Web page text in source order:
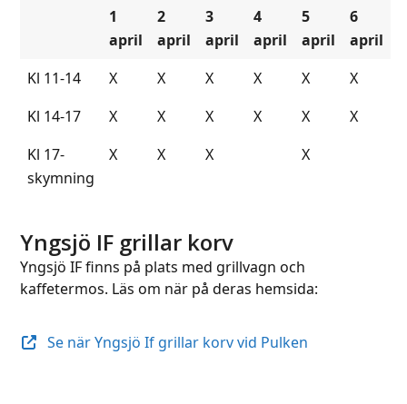
1
april
2
april
3
april
4
april
5
april
6
april
Kl 11-14
X X X X X
X
Kl 14-17
X X X X X
X
Kl 17-
skymning
X X X X
Yngsjö IF grillar korv
Yngsjö IF finns på plats med grillvagn och
kaffetermos. Läs om när på deras hemsida:
Se när Yngsjö If grillar korv vid Pulken